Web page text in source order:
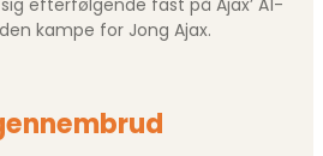
efterfølgende fast på Ajax’ A1-
kampe for Jong Ajax.